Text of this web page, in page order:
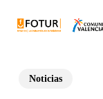
Noticias